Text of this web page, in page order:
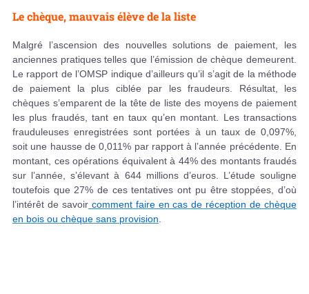
Le chèque, mauvais élève de la liste
Malgré l’ascension des nouvelles solutions de paiement, les
anciennes pratiques telles que l’émission de chèque demeurent.
Le rapport de l’OMSP indique d’ailleurs qu’il s’agit de la méthode
de paiement la plus ciblée par les fraudeurs. Résultat, les
chèques s’emparent de la tête de liste des moyens de paiement
les plus fraudés, tant en taux qu’en montant. Les transactions
frauduleuses enregistrées sont portées à un taux de 0,097%,
soit une hausse de 0,011% par rapport à l’année précédente. En
montant, ces opérations équivalent à 44% des montants fraudés
sur l’année, s’élevant à 644 millions d’euros. L’étude souligne
toutefois que 27% de ces tentatives ont pu être stoppées, d’où
l’intérêt de savoircomment faire en cas de réception de chèque
en bois ou chèque sans provision